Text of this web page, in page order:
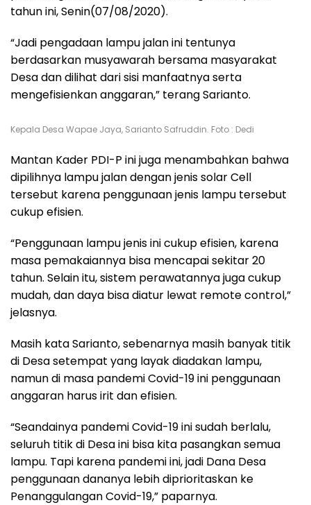
tahun ini, Senin(07/08/2020).
“Jadi pengadaan lampu jalan ini tentunya
berdasarkan musyawarah bersama masyarakat
Desa dan dilihat dari sisi manfaatnya serta
mengefisienkan anggaran,” terang Sarianto.
Kepala Desa Wapae Jaya, Sarianto Safruddin. Foto : Dedi
Mantan Kader PDI-P ini juga menambahkan bahwa
dipilihnya lampu jalan dengan jenis solar Cell
tersebut karena penggunaan jenis lampu tersebut
cukup efisien.
“Penggunaan lampu jenis ini cukup efisien, karena
masa pemakaiannya bisa mencapai sekitar 20
tahun. Selain itu, sistem perawatannya juga cukup
mudah, dan daya bisa diatur lewat remote control,”
jelasnya.
Masih kata Sarianto, sebenarnya masih banyak titik
di Desa setempat yang layak diadakan lampu,
namun di masa pandemi Covid-19 ini penggunaan
anggaran harus irit dan efisien.
“Seandainya pandemi Covid-19 ini sudah berlalu,
seluruh titik di Desa ini bisa kita pasangkan semua
lampu. Tapi karena pandemi ini, jadi Dana Desa
penggunaan dananya lebih diprioritaskan ke
Penanggulangan Covid-19,” paparnya.